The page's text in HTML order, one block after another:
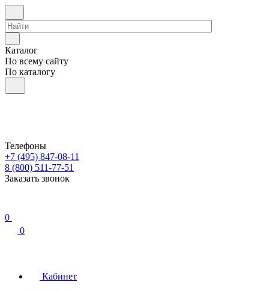
Каталог
По всему сайту
По каталогу
Телефоны
+7 (495) 847-08-11
8 (800) 511-77-51
Заказать звонок
0
0
Кабинет